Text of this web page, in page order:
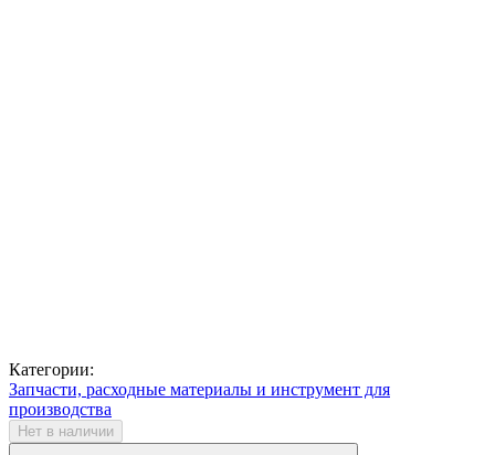
Категории:
Запчасти, расходные материалы и инструмент для
производства
Нет в наличии